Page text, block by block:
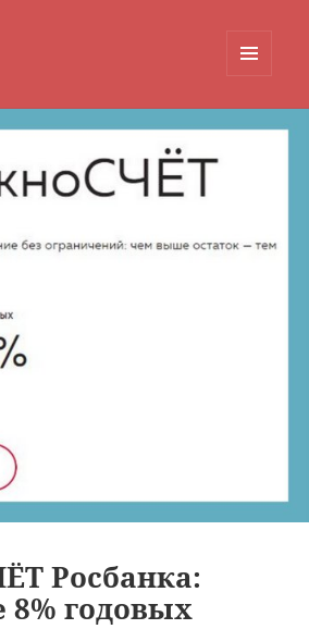
Росбанка:
8% годовых